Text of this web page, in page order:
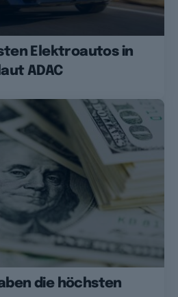
Elektroautos in
ADAC
die höchsten